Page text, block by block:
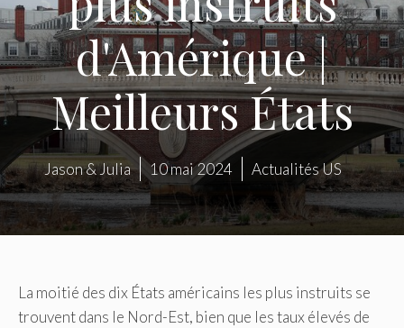
d'Amérique |
Meilleurs États
Jason & Julia 10 mai 2024 Actualités US
La moitié des dix États américains les plus instruits se
trouvent dans le Nord-Est, bien que les taux élevés de